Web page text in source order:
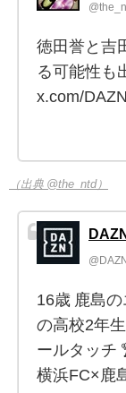
徳田誉と吉
る可能性も
x.com/
（出典 @the_ntd）
16歳 鹿島
の高校2年
ールタッチ
横浜FC×鹿